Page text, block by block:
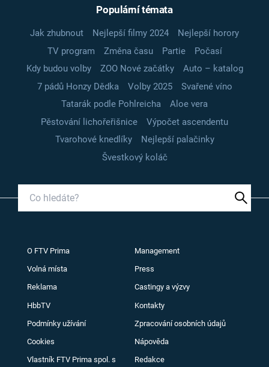
Populární témata
Jak zhubnout Nejlepší filmy 2024
Nejlepší horory
TV program
Změna času Partie
Počasí
Kdy budou volby
ZOO Nové začátky
Auto – katalog
7 pádů Honzy Dědka
Volby 2025
Svařené víno
Tatarák podle Pohlreicha
Aloe vera
Pěstování lichořeřišnice
Výpočet ascendentu
Tvarohové knedlíky
Nejlepší palačinky
Švestkový koláč
O FTV Prima Management
Volná místa Press
Reklama Castingy a výzvy
HbbTV Kontakty
Podmínky užívání Zpracování osobních údajů
Cookies Nápověda
Vlastník FTV Prima spol. s
Redakce